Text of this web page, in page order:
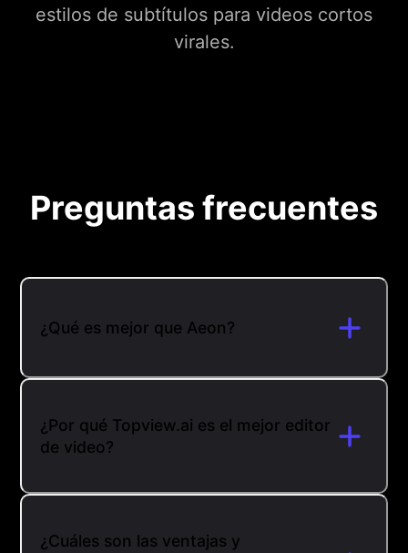
estilos de subtítulos para videos cortos
virales.
Preguntas frecuentes
¿Qué es mejor que Aeon?
¿Por qué Topview.ai es el mejor editor
de video?
¿Cuáles son las ventajas y